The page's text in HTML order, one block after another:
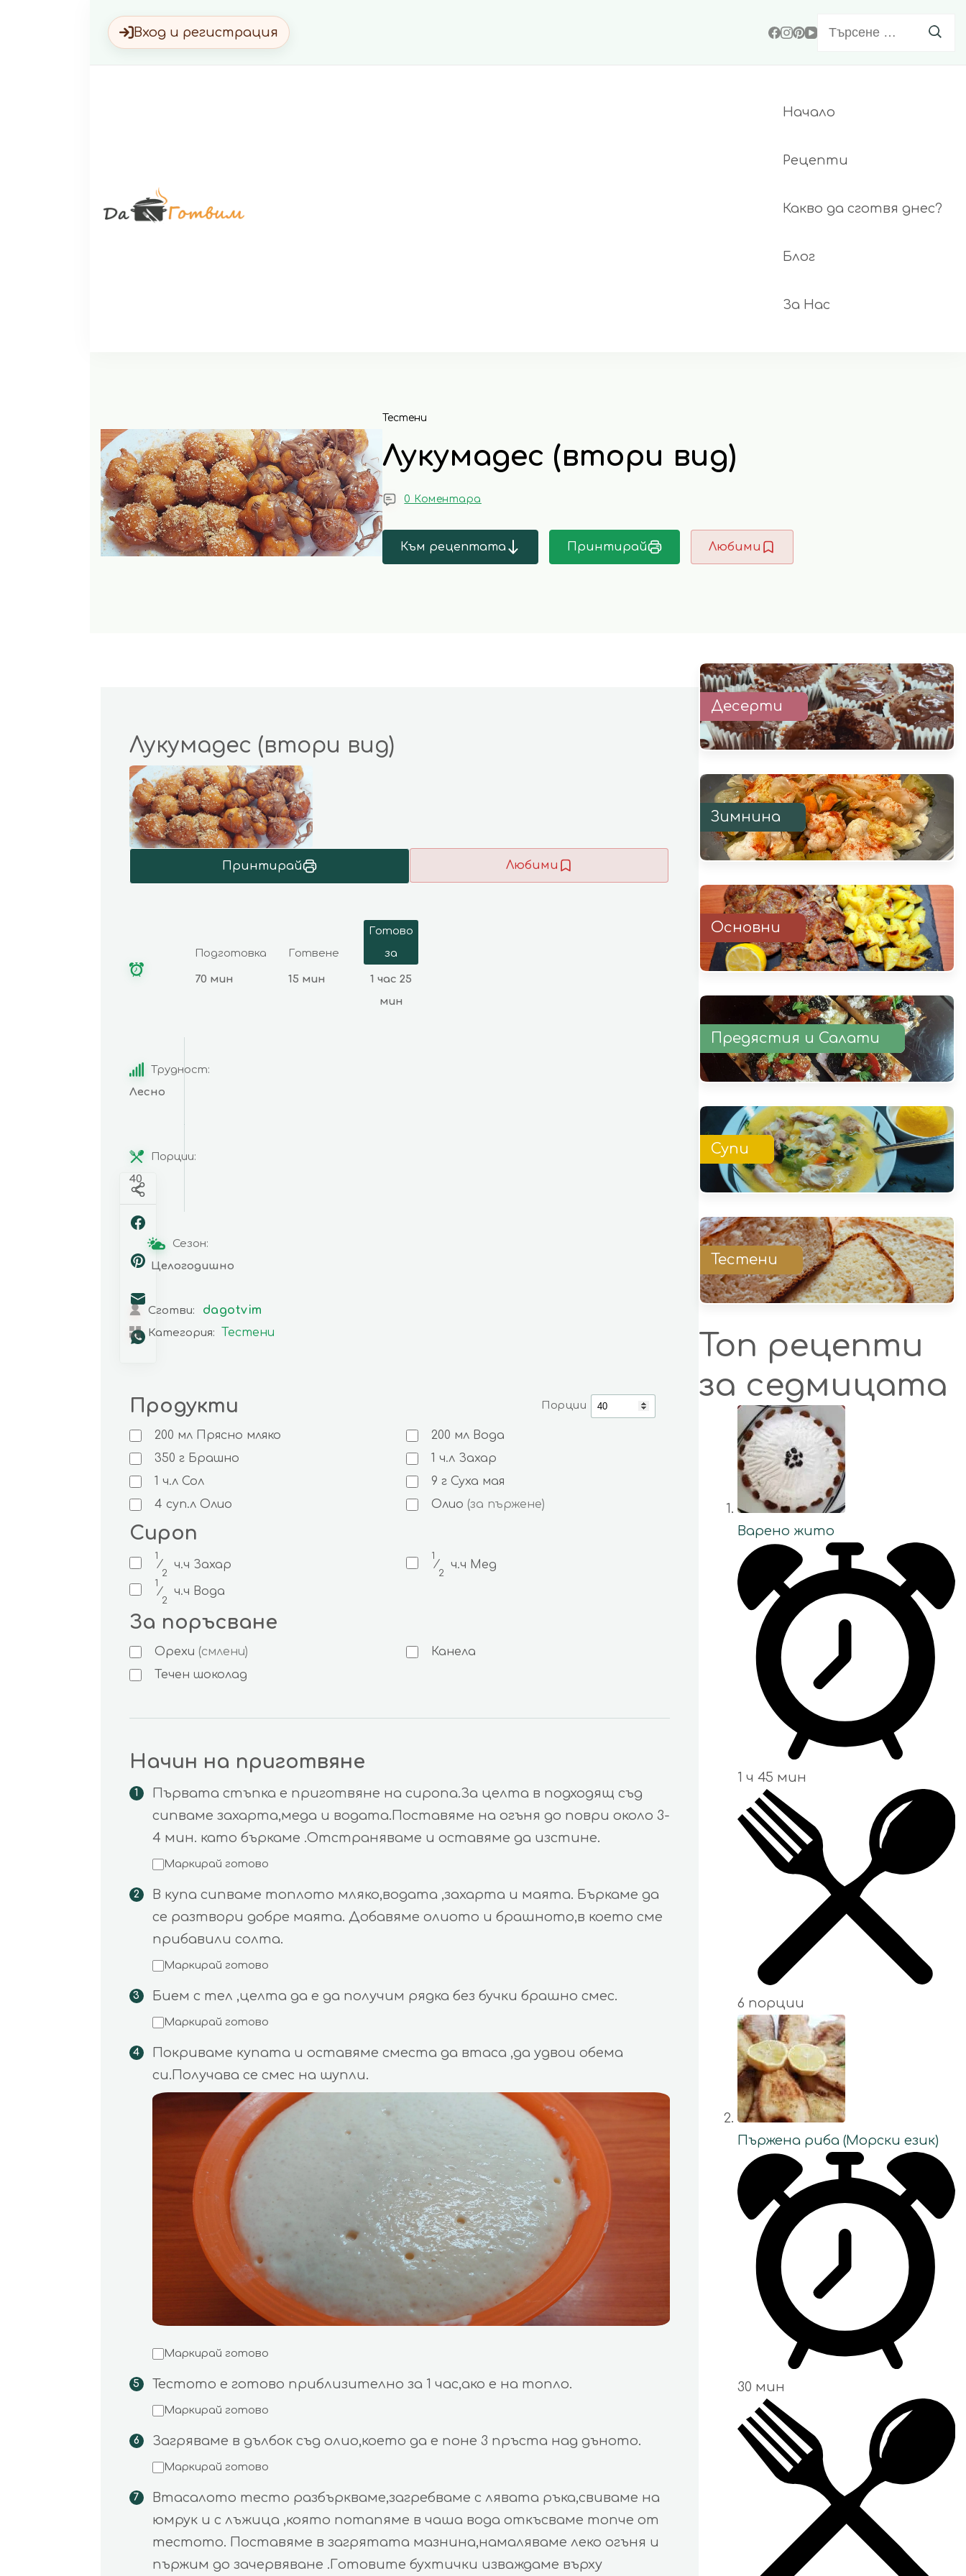
Вход и регистрация
за:
Начало
Рецепти
Какво да сготвя днес?
Блог
За Нас
Тестени
Лукумадес (втори вид)
0 Коментара
Към рецептата Принтирай Любими
Лукумадес (втори вид)
Принтирай Любими
Подготовка
70 мин
Готвене
15 мин
Готово
за
1 час 25
мин
Трудност:
Лесно
Порции:
40
Сезон:
Целогодишно
Сготви: dagotvim
Категория: Тестени
Продукти Порции
200 млПрясно мляко 200 мл Вода
350 гБрашно 1 ч.л Захар
1 ч.лСол 9 г Суха мая
4 суп.лОлио Олио (за пържене)
Сироп
1
⁄
2
ч.ч Захар
1
⁄
2
ч.ч Мед
1
⁄
2
ч.ч Вода
За поръсване
Орехи (смлени)
Канела
Течен шоколад
Начин на приготвяне
Първата стъпка е приготвяне на сиропа.За целта в подходящ съд
сипваме захарта,меда и водата.Поставяме на огъня до поври около 3-
4 мин. като бъркаме .Отстраняваме и оставяме да изстине.
Маркирай готово
В купа сипваме топлото мляко,водата ,захарта и маята. Бъркаме да
се разтвори добре маята. Добавяме олиото и брашното,в което сме
прибавили солта.
Маркирай готово
Бием с тел ,целта да е да получим рядка без бучки брашно смес.
Маркирай готово
Покриваме купата и оставяме сместа да втаса ,да удвои обема
си.Получава се смес на шупли.
Маркирай готово
Тестото е готово приблизително за 1 час,ако е на топло.
Маркирай готово
Загряваме в дълбок съд олио,което да е поне 3 пръста над дъното.
Маркирай готово
Втасалото тесто разбъркваме,загребваме с лявата ръка,свиваме на
юмрук и с лъжица ,която потапяме в чаша вода откъсваме топче от
тестото. Поставяме в загрятата мазнина,намаляваме леко огъня и
пържим до зачервяване .Готовите бухтички изваждаме върху
Десерти
Зимнина
Основни
Предястия и Салати
Супи
Тестени
Топ рецепти
за седмицата
Варено жито
1 ч 45 мин
6 порции
Пържена риба (Морски език)
30 мин